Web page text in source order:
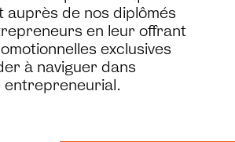
auprès de nos diplômés
en leur offrant
exclusives
à naviguer dans
entrepreneurial.